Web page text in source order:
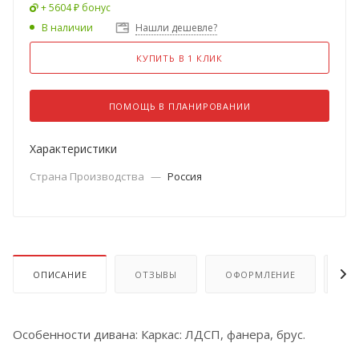
+ 5604 ₽ бонус
В наличии
Нашли дешевле?
КУПИТЬ В 1 КЛИК
ПОМОЩЬ В ПЛАНИРОВАНИИ
Характеристики
Страна Производства — Россия
ОПИСАНИЕ ОТЗЫВЫ ОФОРМЛЕНИЕ
Особенности дивана: Каркас: ЛДСП, фанера, брус.